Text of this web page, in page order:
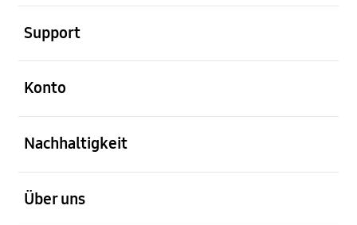
Support
Konto
Nachhaltigkeit
Über uns